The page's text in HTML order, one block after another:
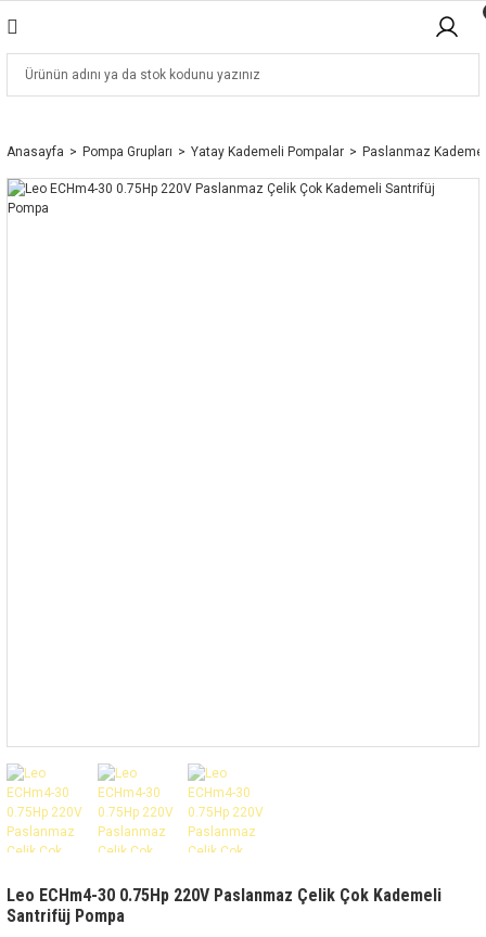
Anasayfa Pompa Grupları Yatay Kademeli Pompalar Paslanmaz
Leo ECHm4-30 0.75Hp 220V Paslanmaz Çelik Çok Kademeli
Santrifüj Pompa